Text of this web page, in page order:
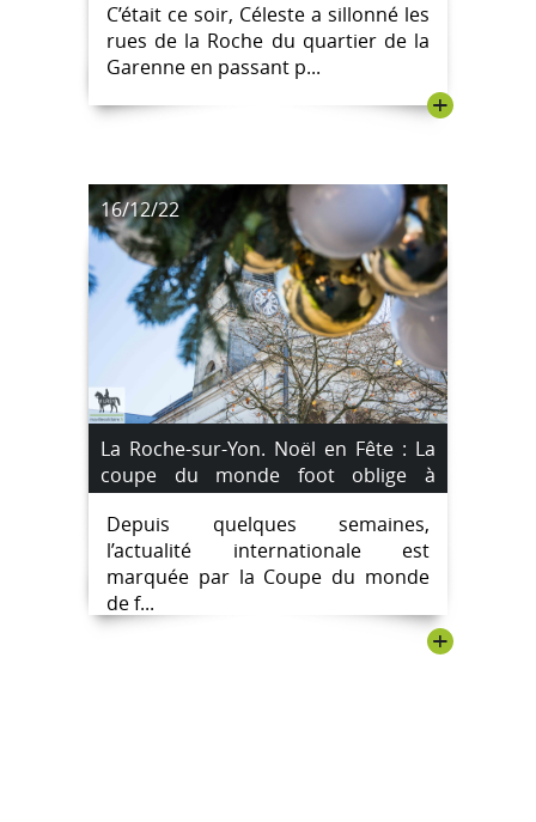
C’était ce soir, Céleste a sillonné les
rues de la Roche du quartier de la
Garenne en passant p...
+
16/12/22
La Roche-sur-Yon. Noël en Fête : La
coupe du monde foot oblige à
décaler des festivités.
Depuis quelques semaines,
l’actualité internationale est
marquée par la Coupe du monde
de f...
+